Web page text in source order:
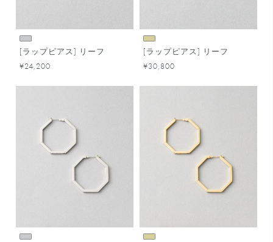
[ラップピアス] リーフ
¥24,200
[ラップピアス] リーフ
¥30,800